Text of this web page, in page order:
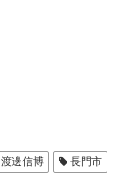
渡邊信博 長門市